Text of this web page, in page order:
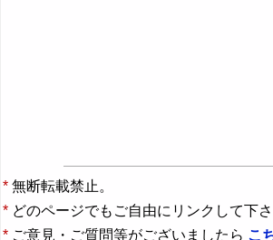
* 無断転載禁止。
* どのページでもご自由にリンクして下さ
* ご意見・ご質問等がございましたら こ